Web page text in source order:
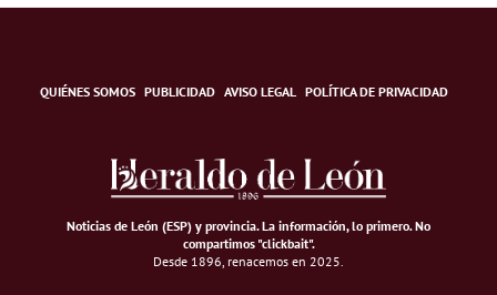
QUIÉNES SOMOS PUBLICIDAD AVISO LEGAL POLÍTICA DE PRIVACIDAD
Noticias de León (ESP) y provincia. La información, lo primero.No
compartimos "clickbait".
Desde 1896, renacemos en 2025.